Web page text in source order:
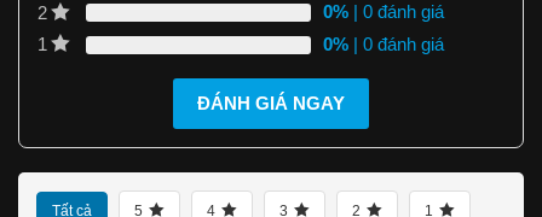
2
0% | 0 đánh giá
1
0% | 0 đánh giá
ĐÁNH GIÁ NGAY
Tất cả 5 4 3 2 1